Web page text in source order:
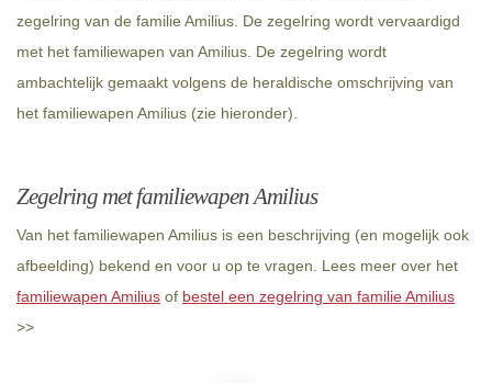
zegelring van de familie Amilius. De zegelring wordt vervaardigd
met het familiewapen van Amilius. De zegelring wordt
ambachtelijk gemaakt volgens de heraldische omschrijving van
het familiewapen Amilius (zie hieronder).
Zegelring met familiewapen Amilius
Van het familiewapen Amilius is een beschrijving (en mogelijk ook
afbeelding) bekend en voor u op te vragen. Lees meer over het
familiewapen Amilius of bestel een zegelring van familie Amilius
>>